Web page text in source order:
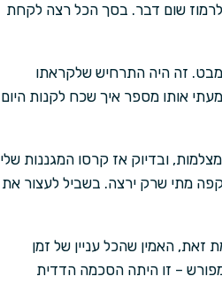
שום דבר. בסך הכל רצה לקחת
זה היה התרחיש שלקראתו
אותו מספר איך שכח לקנות היום
ובדיוק אז קרסו המגננות שלי
קפה מתי שרק ירצה. בשביל לעצור את
זאת, האמין שהכל עניין של זמן
– זו היתה הסכמה הדדית